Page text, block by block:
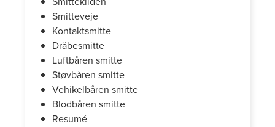
Smitteveje
Kontaktsmitte
Dråbesmitte
Luftbåren smitte
Støvbåren smitte
Vehikelbåren smitte
Blodbåren smitte
Resumé